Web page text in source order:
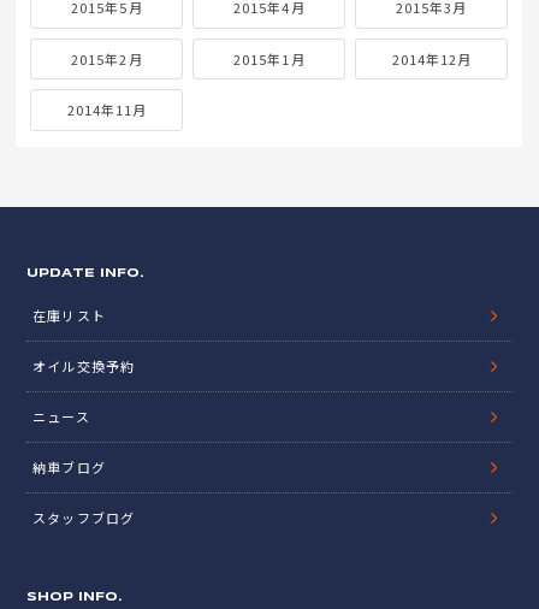
2015年5月 2015年4月 2015年3月
2015年2月 2015年1月 2014年12月
2014年11月
UPDATE INFO.
在庫リスト
オイル交換予約
ニュース
納車ブログ
スタッフブログ
SHOP INFO.